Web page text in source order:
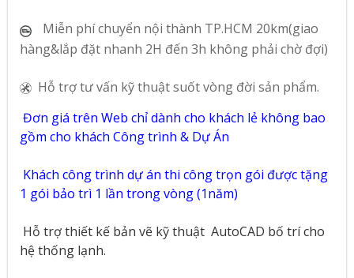
Miễn phí chuyển nội thành TP.HCM 20km(giao
hàng&lắp đặt nhanh 2H đến 3h không phải chờ đợi)
Hỗ trợ tư vấn kỹ thuật suốt vòng đời sản phẩm.
Đơn giá trên Web chỉ dành cho khách lẻ không bao
gồm cho khách Công trình & Dự Án
Khách công trình dự án thi công trọn gói được tặng
1 gói bảo trì 1 lần trong vòng (1năm)
Hỗ trợ thiết kế bản vẽ kỹ thuật AutoCAD bố trí cho
hệ thống lạnh.